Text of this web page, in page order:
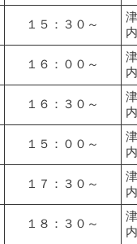
１５：３０～
１６：００～
１６：３０～
１５：００～
１７：３０～
１８：３０～